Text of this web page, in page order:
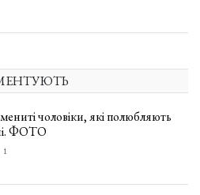
чоловіки, які полюбляють
ФОТО
1